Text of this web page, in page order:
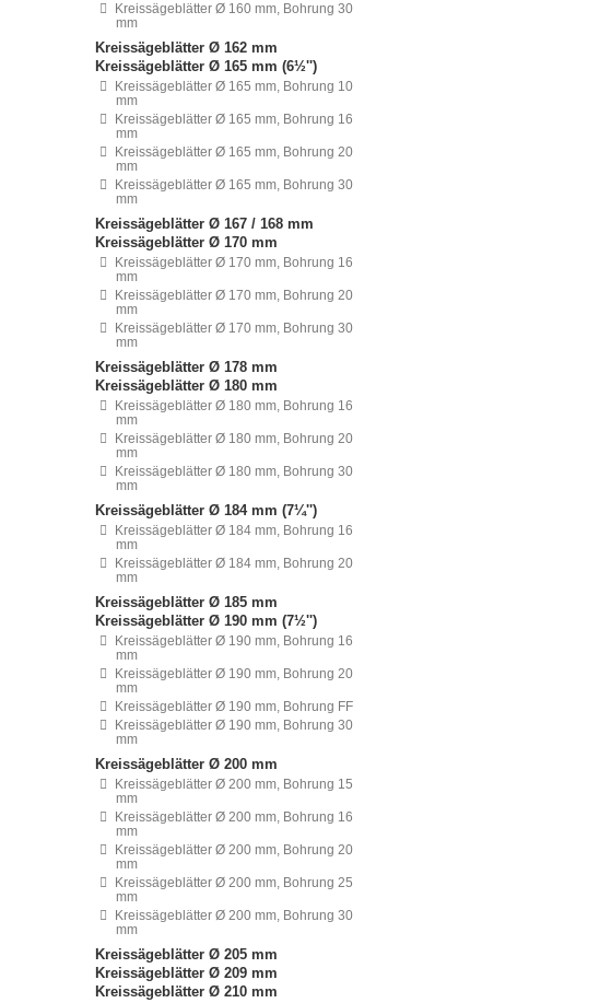
Kreissägeblätter Ø 160 mm, Bohrung 30
mm
Kreissägeblätter Ø 162 mm
Kreissägeblätter Ø 165 mm (6½'')
Kreissägeblätter Ø 165 mm, Bohrung 10
mm
Kreissägeblätter Ø 165 mm, Bohrung 16
mm
Kreissägeblätter Ø 165 mm, Bohrung 20
mm
Kreissägeblätter Ø 165 mm, Bohrung 30
mm
Kreissägeblätter Ø 167 / 168 mm
Kreissägeblätter Ø 170 mm
Kreissägeblätter Ø 170 mm, Bohrung 16
mm
Kreissägeblätter Ø 170 mm, Bohrung 20
mm
Kreissägeblätter Ø 170 mm, Bohrung 30
mm
Kreissägeblätter Ø 178 mm
Kreissägeblätter Ø 180 mm
Kreissägeblätter Ø 180 mm, Bohrung 16
mm
Kreissägeblätter Ø 180 mm, Bohrung 20
mm
Kreissägeblätter Ø 180 mm, Bohrung 30
mm
Kreissägeblätter Ø 184 mm (7¼'')
Kreissägeblätter Ø 184 mm, Bohrung 16
mm
Kreissägeblätter Ø 184 mm, Bohrung 20
mm
Kreissägeblätter Ø 185 mm
Kreissägeblätter Ø 190 mm (7½'')
Kreissägeblätter Ø 190 mm, Bohrung 16
mm
Kreissägeblätter Ø 190 mm, Bohrung 20
mm
Kreissägeblätter Ø 190 mm, Bohrung FF
Kreissägeblätter Ø 190 mm, Bohrung 30
mm
Kreissägeblätter Ø 200 mm
Kreissägeblätter Ø 200 mm, Bohrung 15
mm
Kreissägeblätter Ø 200 mm, Bohrung 16
mm
Kreissägeblätter Ø 200 mm, Bohrung 20
mm
Kreissägeblätter Ø 200 mm, Bohrung 25
mm
Kreissägeblätter Ø 200 mm, Bohrung 30
mm
Kreissägeblätter Ø 205 mm
Kreissägeblätter Ø 209 mm
Kreissägeblätter Ø 210 mm